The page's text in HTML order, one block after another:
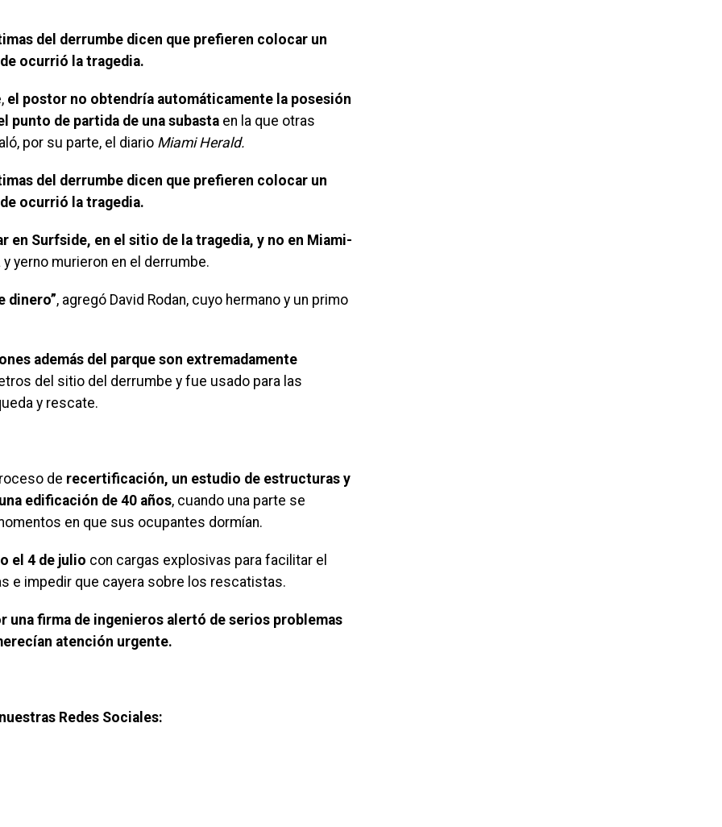
del derrumbe dicen que prefieren colocar un
ocurrió la tragedia.
el postor no obtendría automáticamente la posesión
punto de partida de una subasta en la que otras
por su parte, el diario Miami Herald.
del derrumbe dicen que prefieren colocar un
ocurrió la tragedia.
en Surfside, en el sitio de la tragedia, y no en Miami-
yerno murieron en el derrumbe.
dinero”, agregó David Rodan, cuyo hermano y un primo
además del parque son extremadamente
del sitio del derrumbe y fue usado para las
y rescate.
de recertificación, un estudio de estructuras y
edificación de 40 años, cuando una parte se
en que sus ocupantes dormían.
el 4 de julio con cargas explosivas para facilitar el
e impedir que cayera sobre los rescatistas.
una firma de ingenieros alertó de serios problemas
atención urgente.
Redes Sociales: